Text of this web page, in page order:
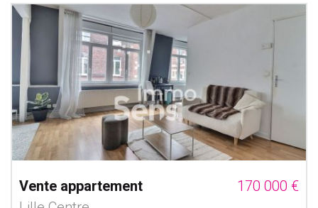
Vente appartement
170 000 €